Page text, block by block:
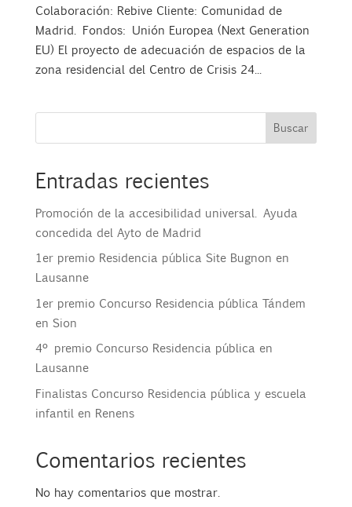
Colaboración: Rebive Cliente: Comunidad de
Madrid. Fondos: Unión Europea (Next Generation
EU) El proyecto de adecuación de espacios de la
zona residencial del Centro de Crisis 24...
Buscar
Entradas recientes
Promoción de la accesibilidad universal. Ayuda
concedida del Ayto de Madrid
1er premio Residencia pública Site Bugnon en
Lausanne
1er premio Concurso Residencia pública Tándem
en Sion
4º premio Concurso Residencia pública en
Lausanne
Finalistas Concurso Residencia pública y escuela
infantil en Renens
Comentarios recientes
No hay comentarios que mostrar.